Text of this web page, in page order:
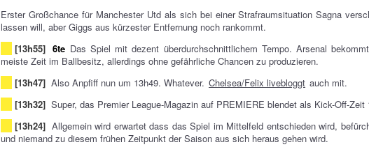
Erster Großchance für Manchester Utd als sich bei einer Strafraumsituation Sagna
lassen will, aber Giggs aus kürzester Entfernung noch rankommt.
[13h55] 6te Das Spiel mit dezent überdurchschnittlichem Tempo. Arsenal
meiste Zeit im Ballbesitz, allerdings ohne gefährliche Chancen zu produzieren.
[13h47] Also Anpfiff nun um 13h49. Whatever. Chelsea/Felix livebloggt auch mit.
[13h32] Super, das Premier League-Magazin auf PREMIERE blendet als Kick-Off-
[13h24] Allgemein wird erwartet dass das Spiel im Mittelfeld entschieden wird,
und niemand zu diesem frühen Zeitpunkt der Saison aus sich heraus gehen wird.